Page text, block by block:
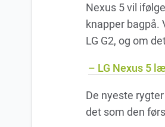
Nexus 5 vil
knapper bagpå.
LG G2, og om
– LG Nexus 5
De nyeste
det som den